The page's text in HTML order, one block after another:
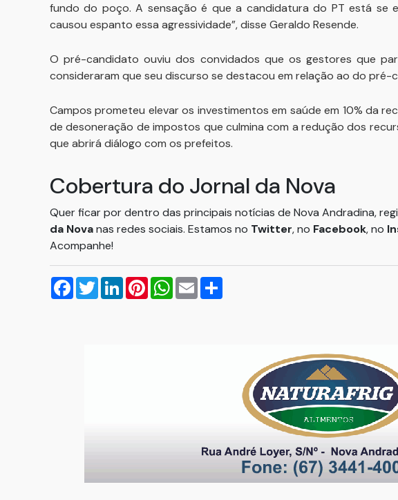
fundo do poço. A sensação é que a candidatura do PT está se
causou espanto essa agressividade”, disse Geraldo Resende.
O pré-candidato ouviu dos convidados que os gestores que
consideraram que seu discurso se destacou em relação ao do pré-
Campos prometeu elevar os investimentos em saúde em 10% da
de desoneração de impostos que culmina com a redução dos
que abrirá diálogo com os prefeitos.
Cobertura do Jornal da Nova
Quer ficar por dentro das principais notícias de Nova Andradina,
da Novanas redes sociais. Estamos no Twitter, no Facebook, no
Acompanhe!
Facebook
TwitterLinkedInPinterestWhatsApp
Email